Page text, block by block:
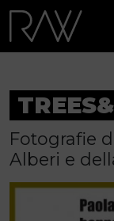
Fotografie
Alberi e